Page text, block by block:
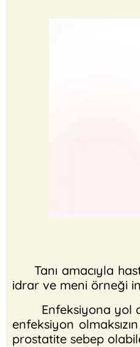
Tanı amacıyla
idrar ve meni örneği
Enfeksiyona yol
enfeksiyon
prostatite sebep